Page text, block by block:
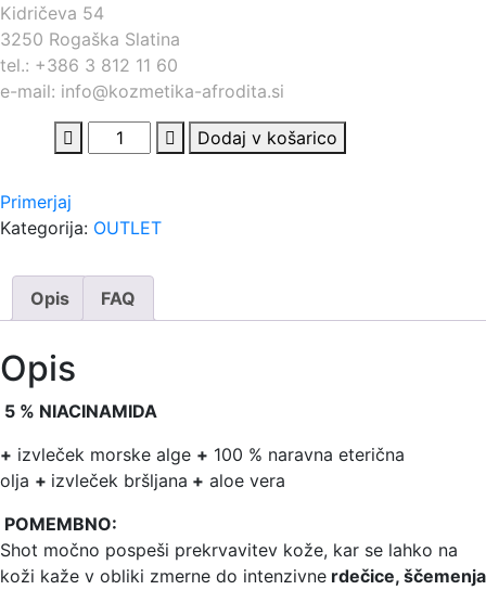
Kidričeva 54
3250 Rogaška Slatina
tel.: +386 3 812 11 60
e-mail: info@kozmetika-afrodita.si
AFRODITA
-
BOOST
Spodbujevalec
mikrocirkulacije
Dodaj v košarico
Primerjaj
Kategorija: OUTLET
Opis FAQ
Opis
5 % NIACINAMIDA
+ izvleček morske alge + 100 % naravna eterična
olja + izvleček bršljana + aloe vera
POMEMBNO:
Shot močno pospeši prekrvavitev kože, kar se lahko na
koži kaže v obliki zmerne do intenzivne rdečice, ščemenja